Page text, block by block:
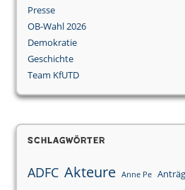
Presse
OB-Wahl 2026
Demokratie
Geschichte
Team KfUTD
Schlagwörter
ADFC Akteure Anne Pe